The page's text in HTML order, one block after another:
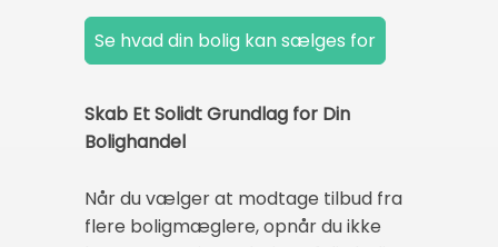
Skab Et Solidt Grundlag for Din
Bolighandel
Når du vælger at modtage tilbud fra
flere boligmæglere, opnår du ikke